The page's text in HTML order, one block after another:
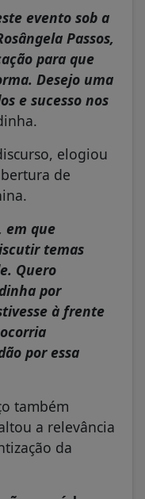
evento sob a
Passos,
para que
Desejo uma
e sucesso nos
elogiou
de
em que
temas
Quero
por
à frente
por essa
também
a relevância
da